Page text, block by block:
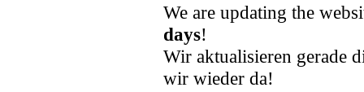
We are updating the
days!
Wir aktualisieren gerade
wir wieder da!